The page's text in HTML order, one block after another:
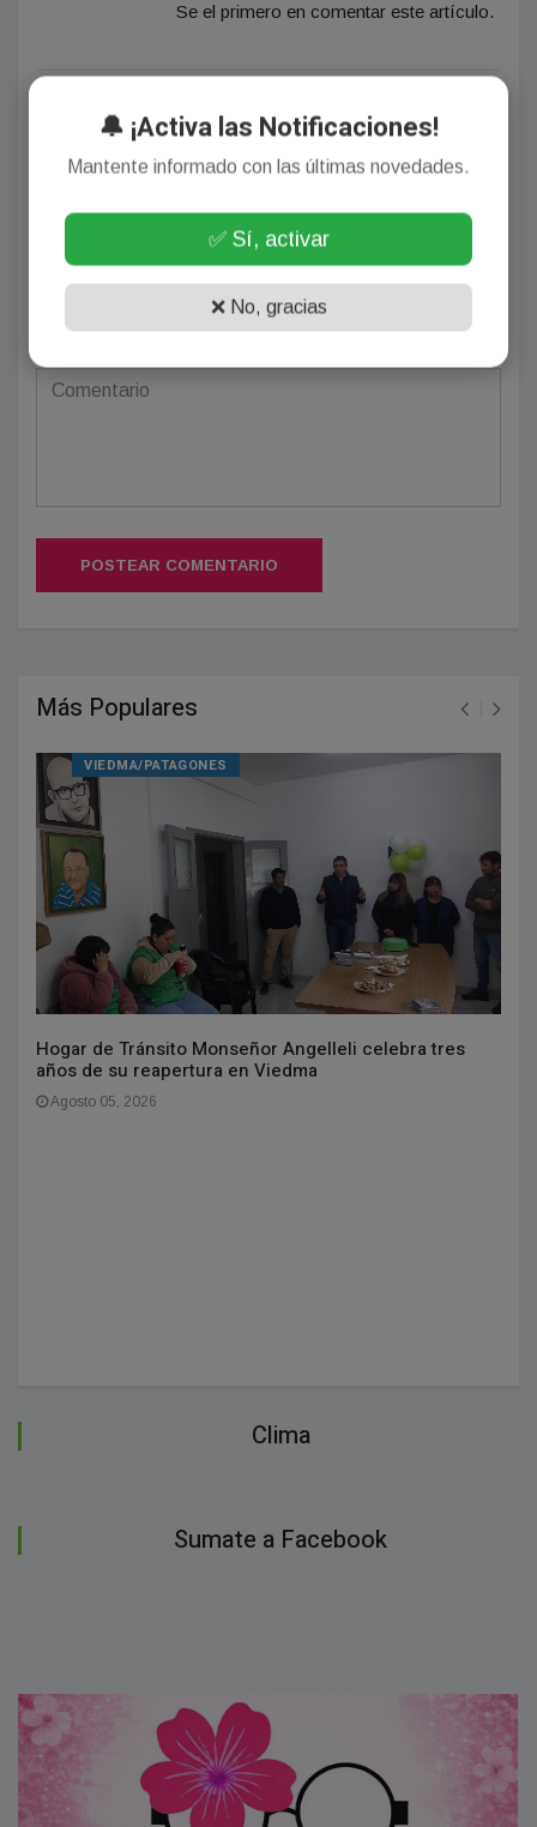
Se el primero en comentar este artículo.
Deja tu comentario
(Su email no será publicado)
POSTEAR COMENTARIO
Más Populares
VIEDMA/PATAGONES
Hogar de Tránsito Monseñor Angelleli celebra tres
años de su reapertura en Viedma
Agosto 05, 2026
Clima
Sumate a Facebook
🔔 ¡Activa las Notificaciones!
Mantente informado con las últimas novedades.
✅ Sí, activar
❌ No, gracias